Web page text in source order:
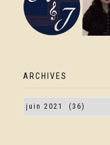
ARCHIVES